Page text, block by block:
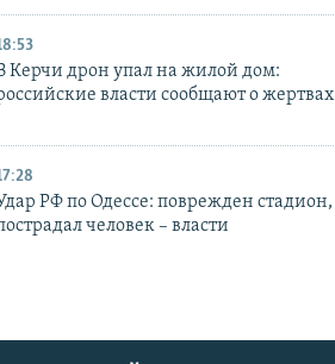
Керчи дрон упал на жилой дом:
власти сообщают о жертвах
РФ по Одессе: поврежден стадион,
человек – власти